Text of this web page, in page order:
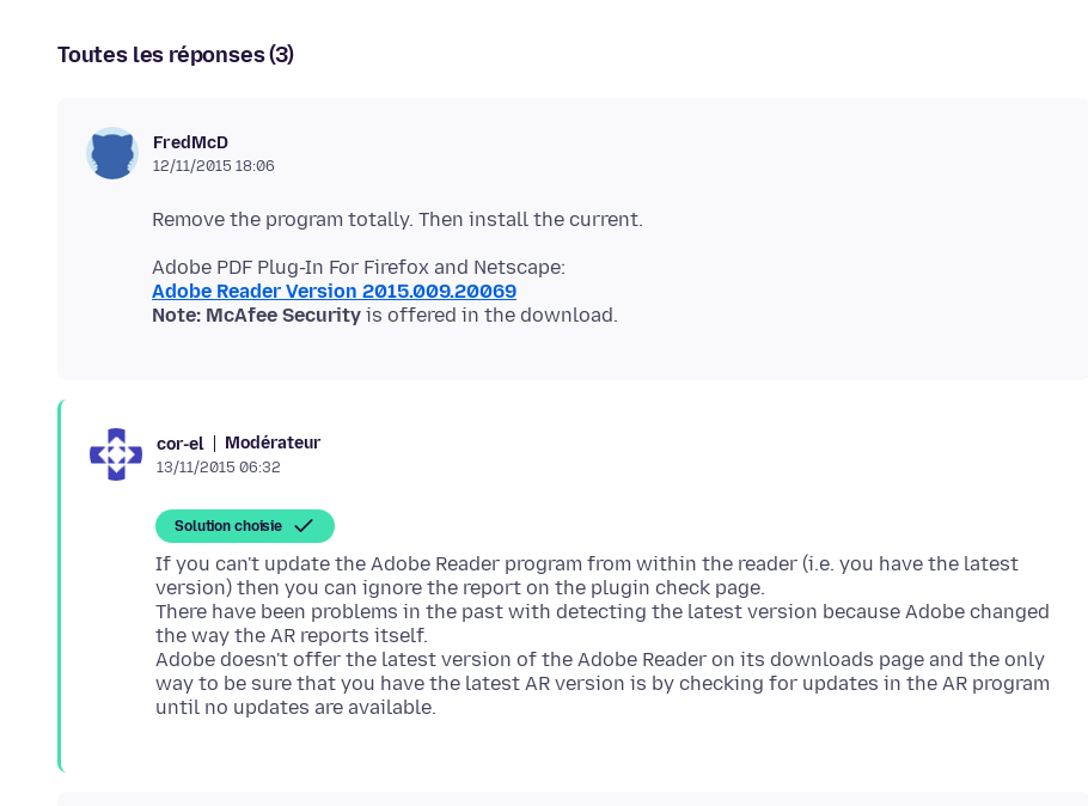
Toutes les réponses (3)
FredMcD
12/11/2015 18:06
Adobe Reader Version 2015.009.20069
Note: McAfee Security
cor-el Modérateur
13/11/2015 06:32
Solution choisie
If you can't update the Adobe Reader program from within the reader (i.e. you have the latest
version) then you can ignore the report on the plugin check page.
There have been problems in the past with detecting the latest version because Adobe changed
the way the AR reports itself.
Adobe doesn't offer the latest version of the Adobe Reader on its downloads page and the only
way to be sure that you have the latest AR version is by checking for updates in the AR program